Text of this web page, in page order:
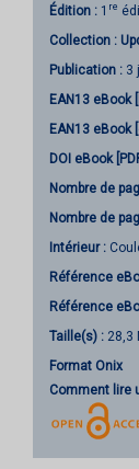
Édition : 1 re
Collection :
Publication : 3
EAN13 eBook
EAN13 eBook
DOI eBook
Nombre de
Nombre de
Intérieur :
Référence
Référence
Taille(s) : 28,3
Format Onix
Comment lire